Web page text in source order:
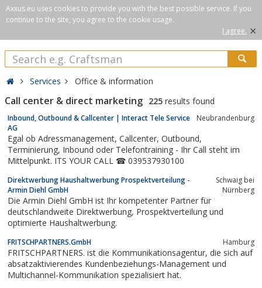
Axxus.eu uses cookies to provide you with the best possible service. If you
continue to the site, you agree to the cookie usage.
I agree. ×
Services Office & information
Call center & direct marketing 225 results found
Inbound, Outbound & Callcenter | Interact Tele Service
AG
Neubrandenburg
Egal ob Adressmanagement, Callcenter, Outbound,
Terminierung, Inbound oder Telefontraining - Ihr Call steht im
Mittelpunkt. ITS YOUR CALL ☎ 039537930100
Direktwerbung Haushaltwerbung Prospektverteilung -
Armin Diehl GmbH
Schwaig bei
Nürnberg
Die Armin Diehl GmbH ist Ihr kompetenter Partner für
deutschlandweite Direktwerbung, Prospektverteilung und
optimierte Haushaltwerbung.
FRITSCHPARTNERS.GmbH Hamburg
FRITSCHPARTNERS. ist die Kommunikationsagentur, die sich auf
absatzaktivierendes Kundenbeziehungs-Management und
Multichannel-Kommunikation spezialisiert hat.